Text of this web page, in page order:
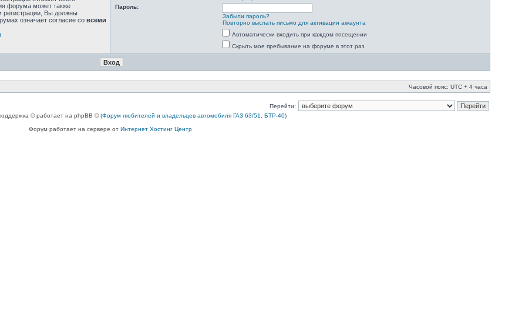
форума может также
регистрации, Вы должны
означает согласие со всеми
Пароль:
Забыли пароль?
Повторно выслать письмо для активации аккаунта
Автоматически входить при каждом посещении
Скрыть мое пребывание на форуме в этот раз
Часовой пояс: UTC + 4 часа
Перейти:
© работает на phpBB © (Форум любителей и владельцев автомобиля ГАЗ 63/51, БТР-40)
Форум работает на сервере от Интернет Хостинг Центр